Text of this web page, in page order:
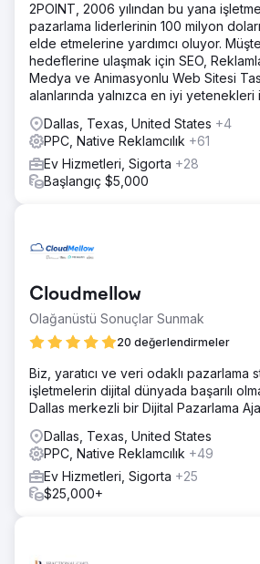
2POINT, 2006 yılından bu yana
pazarlama liderlerinin 100 milyon
elde etmelerine yardımcı oluyor.
hedeflerine ulaşmak için SEO,
Medya ve Animasyonlu Web Sitesi
alanlarında yalnızca en iyi yetenekleri
Dallas, Texas, United States +4
PPC, Native Reklamcılık +61
Ev Hizmetleri, Sigorta +28
Başlangıç $5,000
Cloudmellow
Olağanüstü Sonuçlar Sunmak
20 değerlendirmeler
Biz, yaratıcı ve veri odaklı pazarlama
işletmelerin dijital dünyada başarılı
Dallas merkezli bir Dijital Pazarlama
Dallas, Texas, United States
PPC, Native Reklamcılık +49
Ev Hizmetleri, Sigorta +25
$25,000+